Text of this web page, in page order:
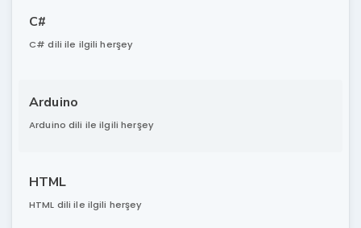
C#
C# dili ile ilgili herşey
Arduino
Arduino dili ile ilgili herşey
HTML
HTML dili ile ilgili herşey